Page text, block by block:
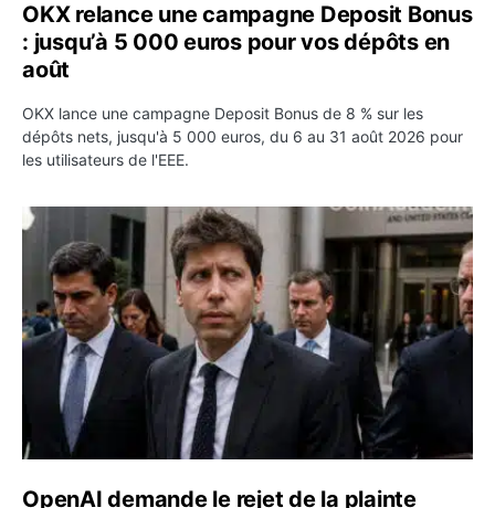
OKX relance une campagne Deposit Bonus
: jusqu’à 5 000 euros pour vos dépôts en
août
OKX lance une campagne Deposit Bonus de 8 % sur les
dépôts nets, jusqu'à 5 000 euros, du 6 au 31 août 2026 pour
les utilisateurs de l'EEE.
OpenAI demande le rejet de la plainte d’Apple et
OpenAI demande le rejet de la plainte